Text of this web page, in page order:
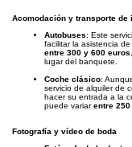
Acomodación y transporte de
Autobuses: Este
facilitar la asistencia
entre 300 y 600 euros
lugar del banquete.
Coche clásico:
servicio de alquiler de
hacer su entrada a la
puede variarentre
Fotografía y vídeo de boda